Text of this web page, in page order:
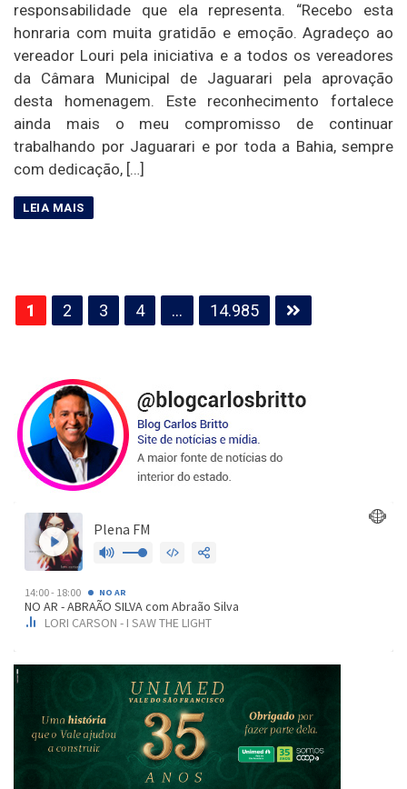
responsabilidade que ela representa. “Recebo esta
honraria com muita gratidão e emoção. Agradeço ao
vereador Louri pela iniciativa e a todos os vereadores
da Câmara Municipal de Jaguarari pela aprovação
desta homenagem. Este reconhecimento fortalece
ainda mais o meu compromisso de continuar
trabalhando por Jaguarari e por toda a Bahia, sempre
com dedicação, […]
Paginação
de
1 2 3 4 … 14.985